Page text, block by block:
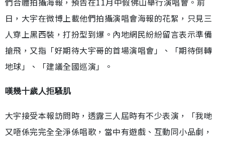
日，大宇在微博上載他們拍攝演唱會海報的花絮，只見三
人穿上黑西裝，打扮型到爆。內地網民紛紛留言表示準備
搶飛，又指「好期待大宇哥的首場演唱會」、「期待倒轉
地球」、「建議全國巡演」。
嘆幾十歲人拒騷肌
大宇接受本報訪問時，透露三人屆時有不少表演，「我哋
又唔係完完全全淨係唱歌，當中有遊戲、互動同小品劇，